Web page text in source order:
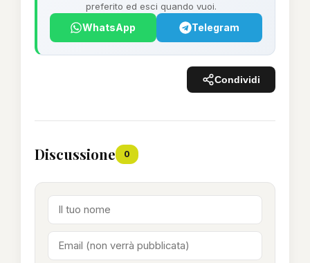
preferito ed esci quando vuoi.
WhatsApp Telegram
Condividi
Discussione 0